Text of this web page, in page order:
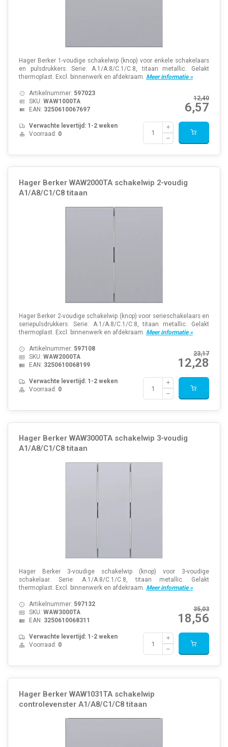
Hager Berker 1-voudige schakelwip (knop) voor enkele schakelaars
en pulsdrukkers. Serie: A.1/A.8/C.1/C.8, titaan metallic. Gelakt
thermoplast. Excl. binnenwerk en afdekraam. Meer informatie »
12,40
6,57
Artikelnummer: 597023
SKU: WAW1000TA
EAN: 3250610067697
Verwachte levertijd: 1-2 weken
Voorraad: 0
Hager Berker WAW2000TA schakelwip 2-voudig
A1/A8/C1/C8 titaan
Hager Berker 2-voudige schakelwip (knop) voor serieschakelaars en
seriepulsdrukkers. Serie: A.1/A.8/C.1/C.8, titaan metallic. Gelakt
thermoplast. Excl. binnenwerk en afdekraam. Meer informatie »
23,17
12,28
Artikelnummer: 597108
SKU: WAW2000TA
EAN: 3250610068199
Verwachte levertijd: 1-2 weken
Voorraad: 0
Hager Berker WAW3000TA schakelwip 3-voudig
A1/A8/C1/C8 titaan
Hager Berker 3-voudige schakelwip (knop) voor 3-voudige
schakelaar. Serie: A.1/A.8/C.1/C.8, titaan metallic. Gelakt
thermoplast. Excl. binnenwerk en afdekraam. Meer informatie »
35,03
18,56
Artikelnummer: 597132
SKU: WAW3000TA
EAN: 3250610068311
Verwachte levertijd: 1-2 weken
Voorraad: 0
Hager Berker WAW1031TA schakelwip
controlevenster A1/A8/C1/C8 titaan